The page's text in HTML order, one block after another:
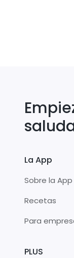
La App
Sobre la App
Recetas
Para
PLUS